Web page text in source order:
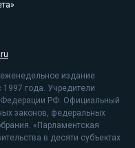
издание
года. Учредители
Федерации РФ. Официальный
законов, федеральных
«Парламентская
в десяти субъектах